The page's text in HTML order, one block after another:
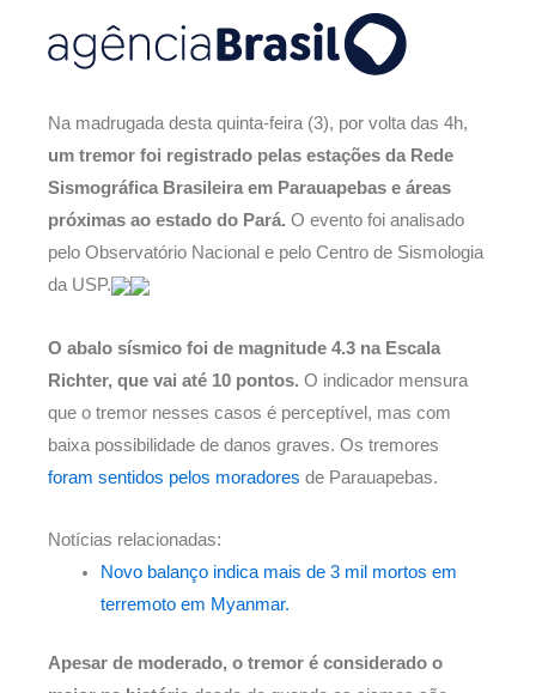
Na madrugada desta quinta-feira (3), por volta das 4h,
um tremor foi registrado pelas estações da Rede
Sismográfica Brasileira em Parauapebas e áreas
próximas ao estado do Pará. O evento foi analisado
pelo Observatório Nacional e pelo Centro de Sismologia
da USP.
O abalo sísmico foi de magnitude 4.3 na Escala
Richter, que vai até 10 pontos. O indicador mensura
que o tremor nesses casos é perceptível, mas com
baixa possibilidade de danos graves. Os tremores
foram sentidos pelos moradores de Parauapebas.
Notícias relacionadas:
Novo balanço indica mais de 3 mil mortos em
terremoto em Myanmar.
Apesar de moderado, o tremor é considerado o